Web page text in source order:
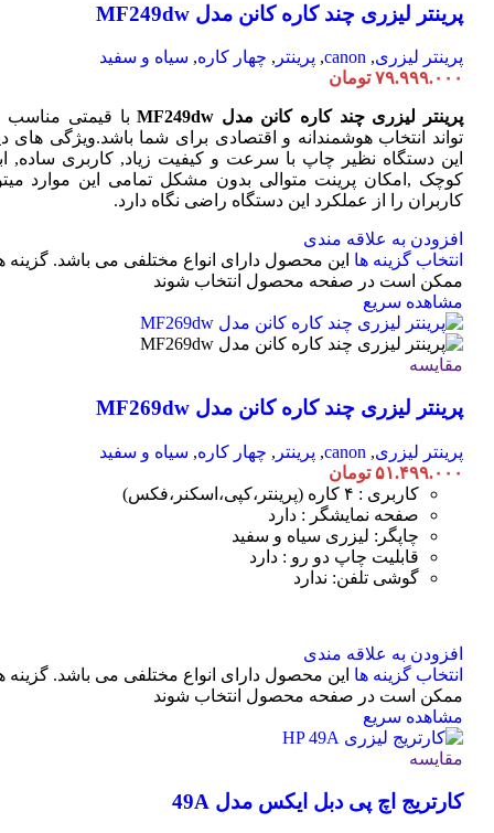
پرینتر لیزری چند کاره کانن مدل MF249dw
پرینتر لیزری,
canon
, پرینتر , چهار کاره, سیاه و سفید
۷۹.۹۹۹.۰۰۰ تومان
پرینتر لیزری چند کاره کانن مدل MF249dw
با قیمتی
تواند انتخاب هوشمندانه و اقتصادی برای شما باشد.ویژگی های
این دستگاه نظیر چاپ با سرعت و کیفیت زیاد, کاربری ساده,
کوچک ,امکان پرینت متوالی بدون مشکل تمامی این موارد
کاربران را از عملکرد این دستگاه راضی نگاه دارد.
افزودن به علاقه مندی
انتخاب گزینه ها این محصول دارای انواع مختلفی می باشد. گزینه
ممکن است در صفحه محصول انتخاب شوند
مشاهده سریع
مقایسه
پرینتر لیزری چند کاره کانن مدل MF269dw
پرینتر لیزری,
canon
, پرینتر , چهار کاره, سیاه و سفید
۵۱.۴۹۹.۰۰۰ تومان
کاربری : ۴ کاره (پرینتر،کپی،اسکنر،فکس)
صفحه نمایشگر : دارد
چاپگر: لیزری سیاه و سفید
قابلیت چاپ دو رو : دارد
گوشی تلفن: ندارد
افزودن به علاقه مندی
انتخاب گزینه ها این محصول دارای انواع مختلفی می باشد. گزینه
ممکن است در صفحه محصول انتخاب شوند
مشاهده سریع
مقایسه
کارتریج اچ پی دبل ایکس مدل 49A